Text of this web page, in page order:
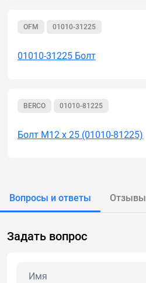
OFM 01010-31225
01010-31225 Болт
BERCO 01010-81225
Болт М12 х 25 (01010-81225)
Вопросы и ответы Отзывы
Задать вопрос